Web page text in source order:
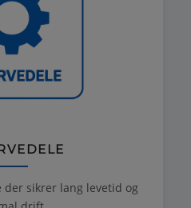
der sikrer lang levetid og